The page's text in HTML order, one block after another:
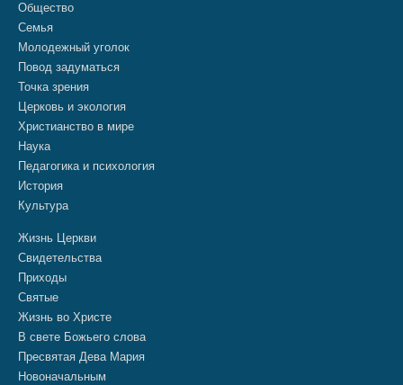
Общество
Семья
Молодежный уголок
Повод задуматься
Точка зрения
Церковь и экология
Христианство в мире
Наука
Педагогика и психология
История
Культура
Жизнь Церкви
Свидетельства
Приходы
Святые
Жизнь во Христе
В свете Божьего слова
Пресвятая Дева Мария
Новоначальным